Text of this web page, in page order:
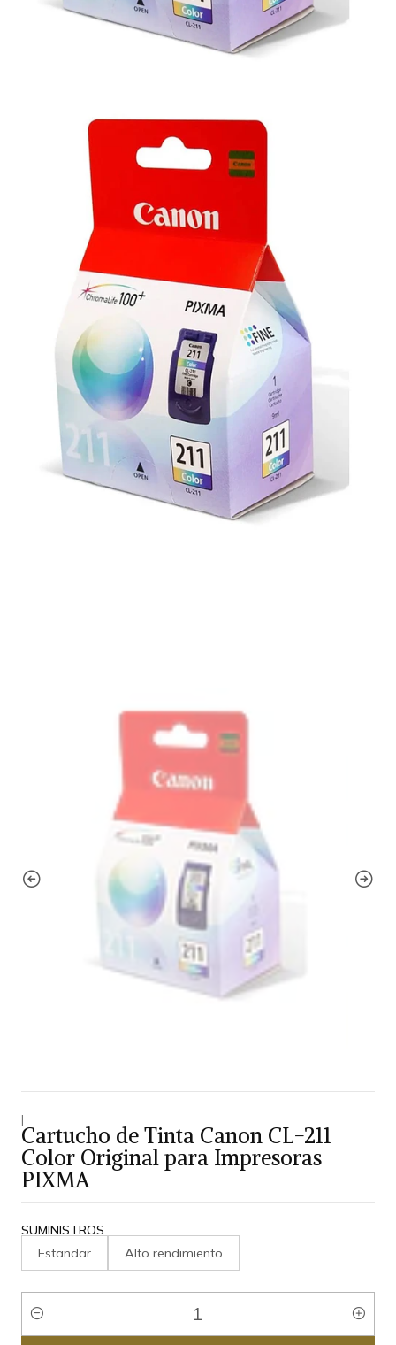
|
Cartucho de Tinta Canon CL-211
Color Original para Impresoras
PIXMA
SUMINISTROS
Estandar Alto rendimiento
Cantidad